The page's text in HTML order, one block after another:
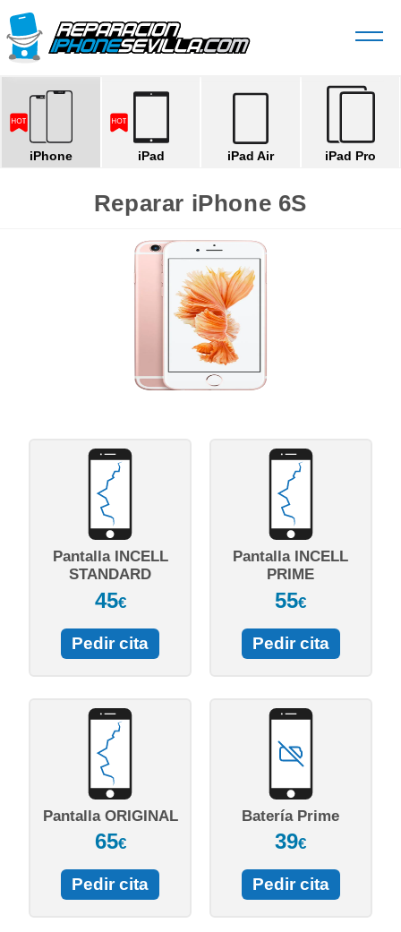
iPhone iPad iPad Air iPad Pro
Reparar iPhone 6S
Pantalla INCELL
STANDARD
45€
Pedir cita
Pantalla INCELL
PRIME
55€
Pedir cita
Pantalla ORIGINAL
65€
Pedir cita
Batería Prime
39€
Pedir cita